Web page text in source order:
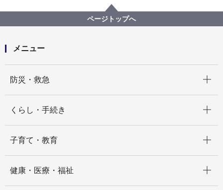
埼玉県秩父市林野火災への消防航空隊の派遣について
ページトップへ
メニュー
防災・救急
くらし・手続き
子育て・教育
健康・医療・福祉